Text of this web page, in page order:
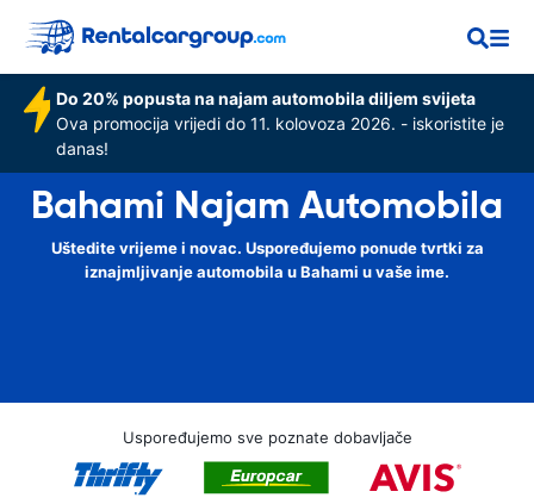
Do 20% popusta na najam automobila diljem svijeta
Ova promocija vrijedi do 11. kolovoza 2026. - iskoristite je
danas!
Bahami Najam Automobila
Uštedite vrijeme i novac. Uspoređujemo ponude tvrtki za
iznajmljivanje automobila u Bahami u vaše ime.
Uspoređujemo sve poznate dobavljače